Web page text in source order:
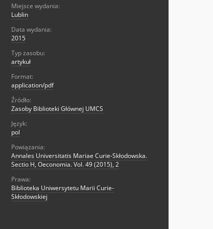
Miejsce wydania:
Lublin
Data wydania:
2015
Typ zasobu:
artykuł
Format:
application/pdf
Źródło:
Zasoby Biblioteki Głównej UMCS
Język:
pol
Powiązania:
Annales Universitatis Mariae Curie-Skłodowska.
Sectio H, Oeconomia. Vol. 49 (2015), 2
Prawa:
Biblioteka Uniwersytetu Marii Curie-
Skłodowskiej